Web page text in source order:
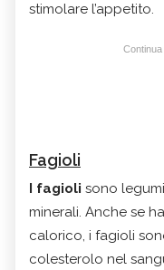
stimolare l’appetito.
Fagioli
I fagioli sono
minerali. Anche se
calorico, i fagioli
colesterolo nel